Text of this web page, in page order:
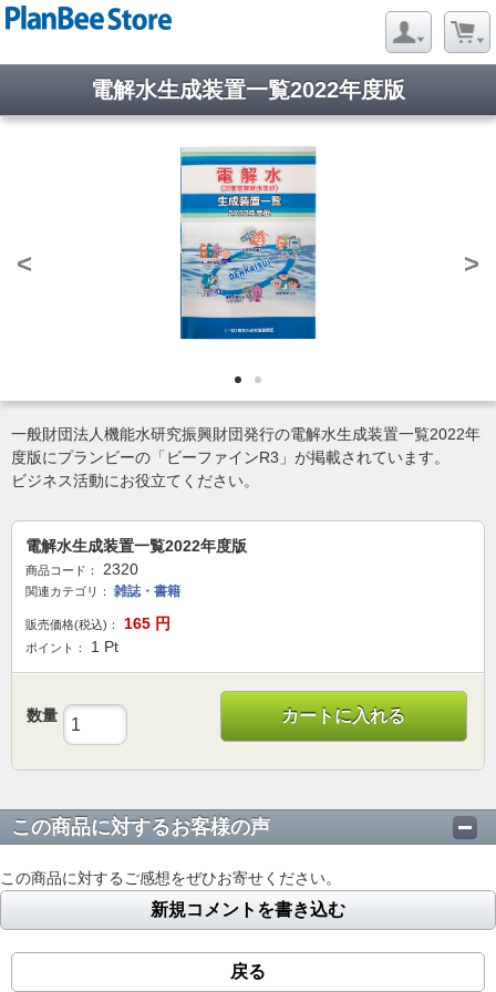
電解水生成装置一覧2022年度版
< >
一般財団法人機能水研究振興財団発行の電解水生成装置一覧2022年
度版にプランビーの「ビーファインR3」が掲載されています。
ビジネス活動にお役立てください。
電解水生成装置一覧2022年度版
商品コード： 2320
関連カテゴリ： 雑誌・書籍
販売価格(税込)： 165 円
ポイント： 1 Pt
数量 カートに入れる
この商品に対するお客様の声
この商品に対するご感想をぜひお寄せください。
新規コメントを書き込む
戻る